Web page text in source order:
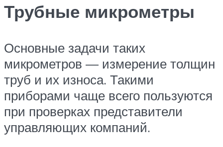
Трубные микрометры
Основные задачи таких
микрометров — измерение толщин
труб и их износа. Такими
приборами чаще всего пользуются
при проверках представители
управляющих компаний.